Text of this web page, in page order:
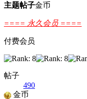
主题帖子金币
==== 永久会员 ====
付费会员
帖子
490
金币